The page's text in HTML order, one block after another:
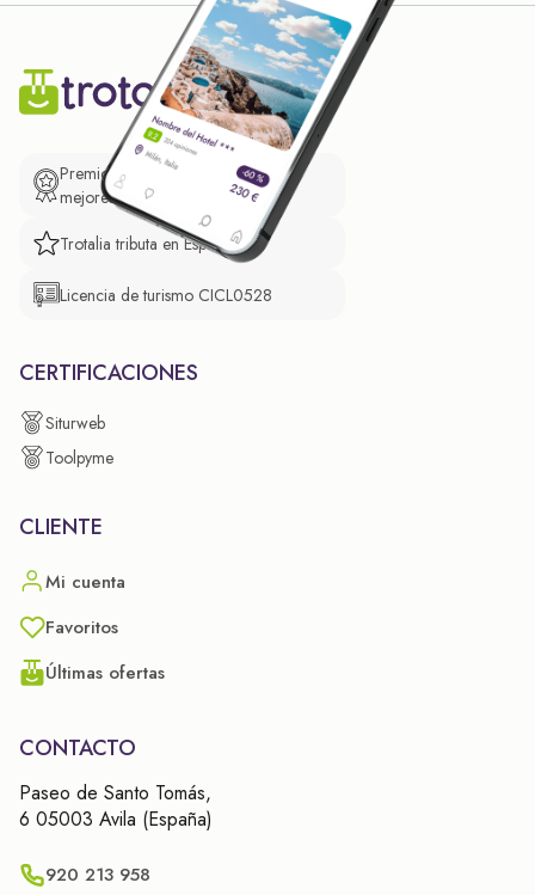
Premio de El Confidencial a las
mejores prácticas empresariales.
Trotalia tributa en España
Licencia de turismo CICL0528
CERTIFICACIONES
Siturweb
Toolpyme
CLIENTE
Mi cuenta
Favoritos
Últimas ofertas
CONTACTO
Paseo de Santo Tomás,
6 05003 Avila (España)
920 213 958